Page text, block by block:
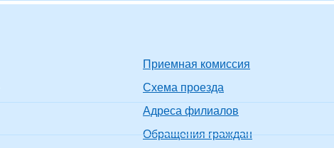
Приемная комиссия
Схема проезда
Адреса филиалов
Обращения граждан